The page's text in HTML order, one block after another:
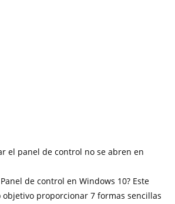
el panel de control no se abren en
de control en Windows 10? Este
proporcionar 7 formas sencillas